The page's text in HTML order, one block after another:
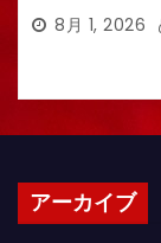
8月 1, 2026
アーカイブ